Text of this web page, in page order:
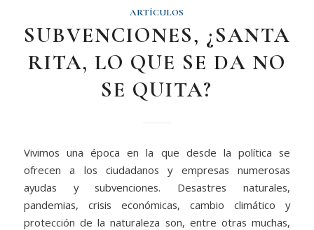
ARTÍCULOS
SUBVENCIONES, ¿SANTA
RITA, LO QUE SE DA NO
SE QUITA?
Vivimos una época en la que desde la política se
ofrecen a los ciudadanos y empresas numerosas
ayudas y subvenciones. Desastres naturales,
pandemias, crisis económicas, cambio climático y
protección de la naturaleza son, entre otras muchas,